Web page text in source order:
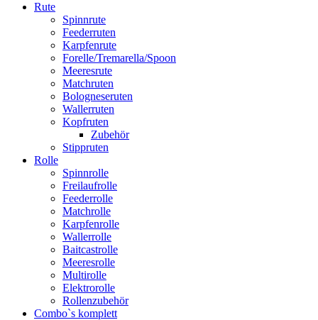
Rute
Spinnrute
Feederruten
Karpfenrute
Forelle/Tremarella/Spoon
Meeresrute
Matchruten
Bologneseruten
Wallerruten
Kopfruten
Zubehör
Stippruten
Rolle
Spinnrolle
Freilaufrolle
Feederrolle
Matchrolle
Karpfenrolle
Wallerrolle
Baitcastrolle
Meeresrolle
Multirolle
Elektrorolle
Rollenzubehör
Combo`s komplett